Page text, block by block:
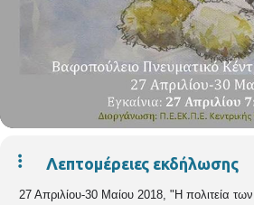
Λεπτομέρειες εκδήλωσης
27 Απριλίου-30 Μαίου 2018, "Η πολιτεία